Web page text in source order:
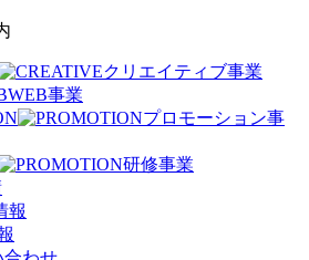
クリエイティブ事業
WEB事業
プロモーション事
研修事業
報